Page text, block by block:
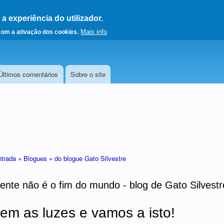
experiência do utilizador.
a ativação dos cookies. Mais info
página principal
comentários Sobre o site
» Blogues » do blogue Gato Silvestre
não é o fim do mundo - blog de Gato
as luzes e vamos a isto!